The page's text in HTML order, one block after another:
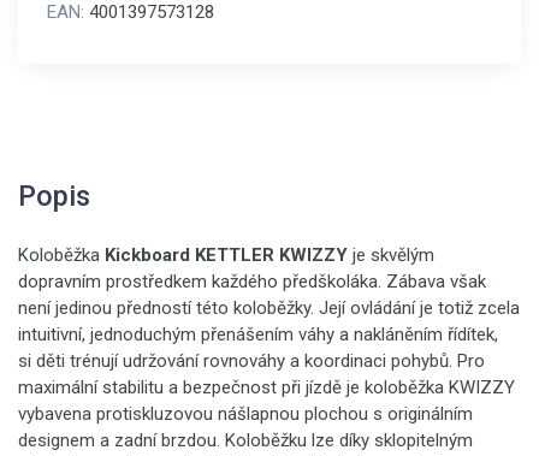
EAN: 4001397573128
Popis
Koloběžka Kickboard KETTLER KWIZZY je skvělým
dopravním prostředkem každého předškoláka. Zábava však
není jedinou předností této koloběžky. Její ovládání je totiž zcela
intuitivní, jednoduchým přenášením váhy a nakláněním řídítek,
si děti trénují udržování rovnováhy a koordinaci pohybů. Pro
maximální stabilitu a bezpečnost při jízdě je koloběžka KWIZZY
vybavena protiskluzovou nášlapnou plochou s originálním
designem a zadní brzdou. Koloběžku lze díky sklopitelným